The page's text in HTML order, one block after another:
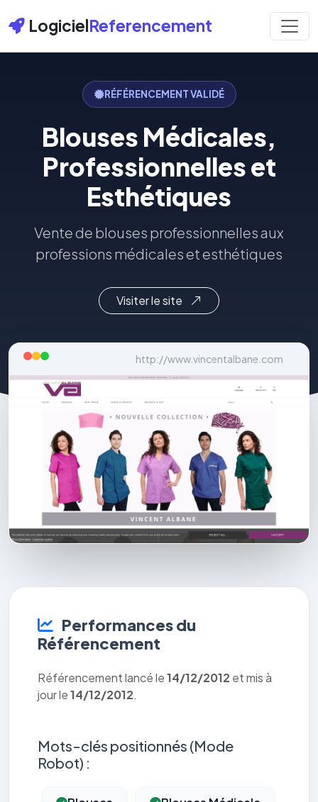
LogicielReferencement
RÉFÉRENCEMENT VALIDÉ
Blouses Médicales,
Professionnelles et
Esthétiques
Vente de blouses professionnelles aux
professions médicales et esthétiques
Visiter le site
http://www.vincentalbane.com
Performances du
Référencement
Référencement lancé le14/12/2012 et mis à
jour le14/12/2012.
Mots-clés positionnés (Mode
Robot) :